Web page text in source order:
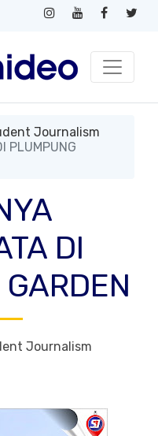
Journalism
PLUMPUNG
DI
Journalism